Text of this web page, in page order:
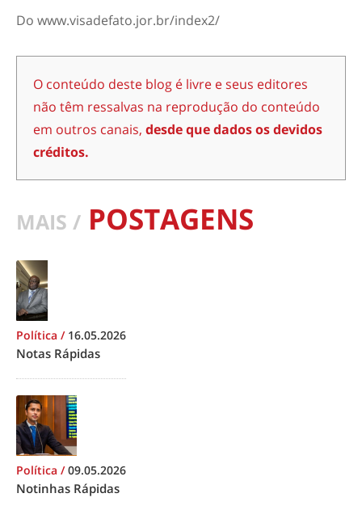
Do www.visadefato.jor.br/index2/
O conteúdo deste blog é livre e seus editores
não têm ressalvas na reprodução do conteúdo
em outros canais, desde que dados os devidos
créditos.
MAIS / POSTAGENS
Política / 16.05.2026
Notas Rápidas
Política /09.05.2026
Notinhas Rápidas